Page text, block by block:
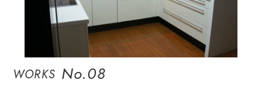
WORKS No.08